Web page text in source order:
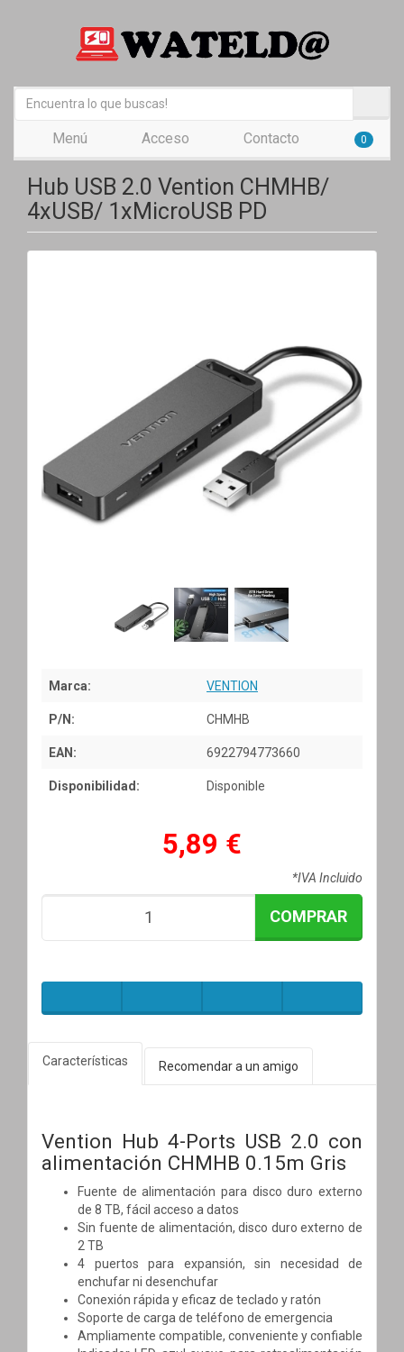
Menú Acceso Contacto 0
Hub USB 2.0 Vention CHMHB/
4xUSB/ 1xMicroUSB PD
Marca: VENTION
P/N: CHMHB
EAN: 6922794773660
Disponibilidad: Disponible
5,89 €
*IVA Incluido
COMPRAR
Características Recomendar a un amigo
Vention Hub 4-Ports USB 2.0 con
alimentación CHMHB 0.15m Gris
Fuente de alimentación para disco duro externo
de 8 TB, fácil acceso a datos
Sin fuente de alimentación, disco duro externo de
2 TB
4 puertos para expansión, sin necesidad de
enchufar ni desenchufar
Conexión rápida y eficaz de teclado y ratón
Soporte de carga de teléfono de emergencia
Ampliamente compatible, conveniente y confiable